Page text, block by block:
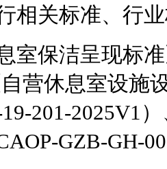
相关标准、行
室保洁呈现标
营休息室设施
19-201-2025V1
GZB-GH-